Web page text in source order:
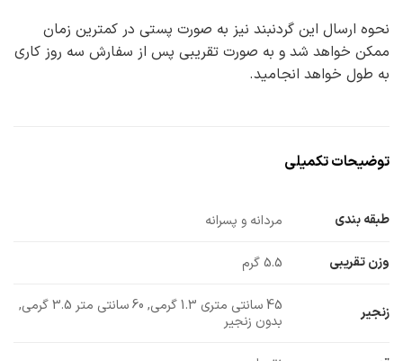
نحوه ارسال این گردنبند نیز به صورت پستی در کمترین زمان
ممکن خواهد شد و به صورت تقریبی پس از سفارش سه روز کاری
به طول خواهد انجامید.
توضیحات تکمیلی
طبقه بندی مردانه و پسرانه
وزن تقریبی 5.5 گرم
زنجیر
45 سانتی متری 1.3 گرمی, 60 سانتی متر 3.5 گرمی,
بدون زنجیر